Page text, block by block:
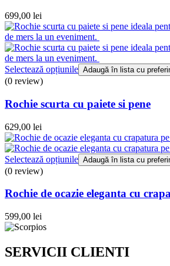
699,00 lei
Selectează opțiunile Adaugă în lista cu
(0 review)
Rochie scurta cu paiete si pene
629,00 lei
Selectează opțiunile Adaugă în lista cu
(0 review)
Rochie de ocazie eleganta cu
599,00 lei
SERVICII CLIENTI